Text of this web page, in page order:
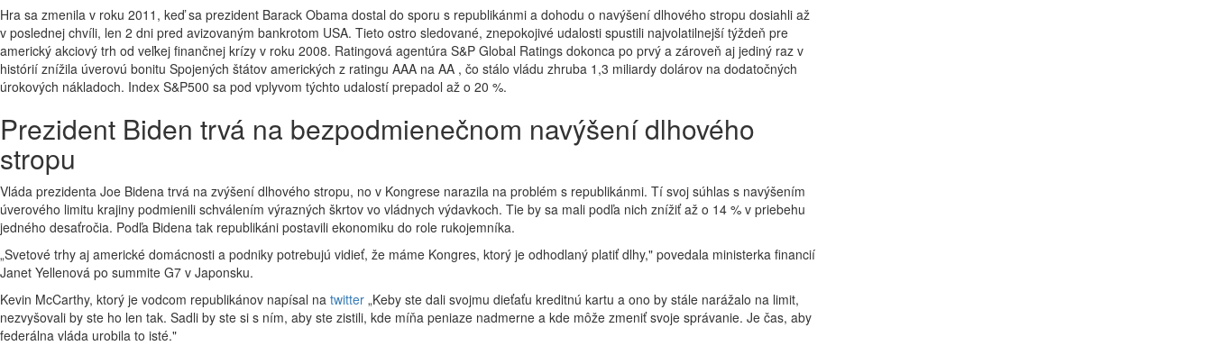
Hra sa zmenila v roku 2011, keď sa prezident Barack Obama dostal do sporu s republikánmi a dohodu o navýšení dlhového stropu dosiahli až
v poslednej chvíli, len 2 dni pred avizovaným bankrotom USA. Tieto ostro sledované, znepokojivé udalosti spustili najvolatilnejší týždeň pre
americký akciový trh od veľkej finančnej krízy v roku 2008. Ratingová agentúra S&P Global Ratings dokonca po prvý a zároveň aj jediný raz v
histórií znížila úverovú bonitu Spojených štátov amerických z ratingu AAA na AA , čo stálo vládu zhruba 1,3 miliardy dolárov na dodatočných
úrokových nákladoch. Index S&P500 sa pod vplyvom týchto udalostí prepadol až o 20 %.
Prezident Biden trvá na bezpodmienečnom navýšení dlhového
stropu
Vláda prezidenta Joe Bidena trvá na zvýšení dlhového stropu, no v Kongrese narazila na problém s republikánmi. Tí svoj súhlas s navýšením
úverového limitu krajiny podmienili schválením výrazných škrtov vo vládnych výdavkoch. Tie by sa mali podľa nich znížiť až o 14 % v priebehu
jedného desaťročia. Podľa Bidena tak republikáni postavili ekonomiku do role rukojemníka.
„Svetové trhy aj americké domácnosti a podniky potrebujú vidieť, že máme Kongres, ktorý je odhodlaný platiť dlhy," povedala ministerka financií
Janet Yellenová po summite G7 v Japonsku.
Kevin McCarthy, ktorý je vodcom republikánov napísal na twitter „Keby ste dali svojmu dieťaťu kreditnú kartu a ono by stále narážalo na limit,
nezvyšovali by ste ho len tak. Sadli by ste si s ním, aby ste zistili, kde míňa peniaze nadmerne a kde môže zmeniť svoje správanie. Je čas, aby
federálna vláda urobila to isté."